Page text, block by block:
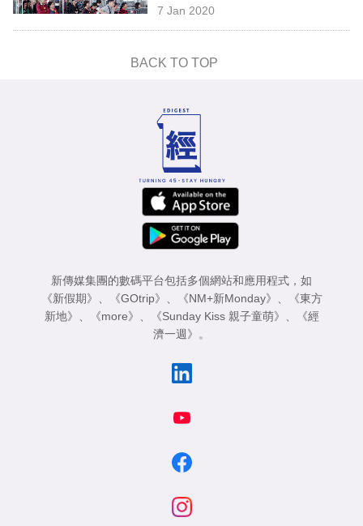
7 Jan 2020
BACK TO TOP
新傳媒集團的數碼平台包括多個網站和應用程式，如
《新假期》
《GOtrip》 《NM+新Monday》
《東方
新地》
《more》 《Sunday Kiss 親子童萌》
《經
濟一週》
。